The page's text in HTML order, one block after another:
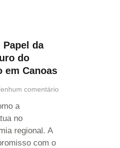
Papel da
do
em Canoas
comentário
a
no
regional. A
com o